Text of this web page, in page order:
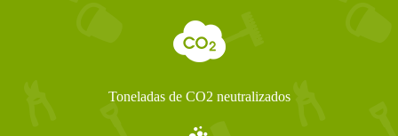
Toneladas de CO2 neutralizados